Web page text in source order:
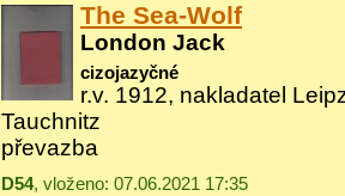
The Sea-Wolf
London Jack
cizojazyčné
r.v. 1912, nakladatel
Tauchnitz
převazba
D54, vloženo: 07.06.2021 17:35